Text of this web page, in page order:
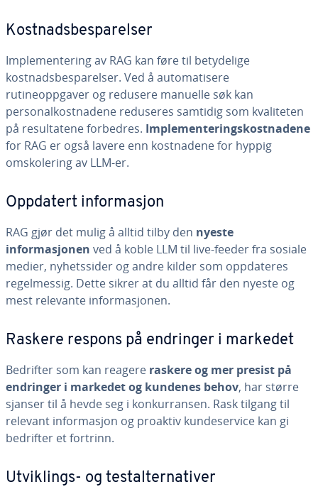
Kostnadsbesparelser
Implementering av RAG kan føre til betydelige
kostnadsbesparelser. Ved å automatisere
rutineoppgaver og redusere manuelle søk kan
personalkostnadene reduseres samtidig som kvaliteten
på resultatene forbedres. Implementeringskostnadene
for RAG er også lavere enn kostnadene for hyppig
omskolering av LLM-er.
Oppdatert informasjon
RAG gjør det mulig å alltid tilby den nyeste
informasjonen ved å koble LLM til live-feeder fra sosiale
medier, nyhetssider og andre kilder som oppdateres
regelmessig. Dette sikrer at du alltid får den nyeste og
mest relevante informasjonen.
Raskere respons på endringer i markedet
Bedrifter som kan reagere raskere og mer presist på
endringer i markedet og kundenes behov, har større
sjanser til å hevde seg i konkurransen. Rask tilgang til
relevant informasjon og proaktiv kundeservice kan gi
bedrifter et fortrinn.
Utviklings- og testalternativer